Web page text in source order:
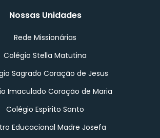
Nossas Unidades
Rede Missionárias
Colégio Stella Matutina
Sagrado Coração de Jesus
Imaculado Coração de Maria
Colégio Espírito Santo
Educacional Madre Josefa